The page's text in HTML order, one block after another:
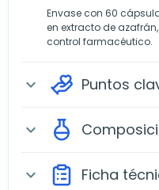
Envase con 60
en extracto de
control farmacéutico.
expand_more Puntos
expand_more
expand_more Ficha